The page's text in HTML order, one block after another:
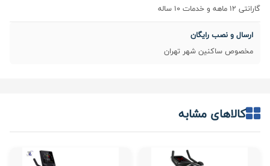
گارانتی 12 ماهه و خدمات 10 ساله
ارسال و نصب رایگان
مخصوص ساکنین شهر تهران
کالاهای مشابه